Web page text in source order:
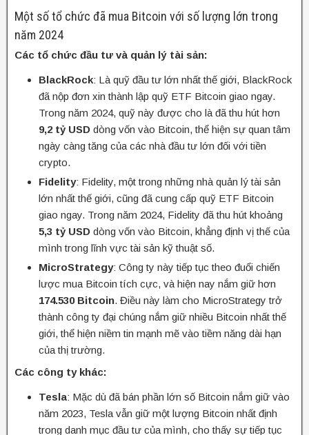
Một số tổ chức đã mua Bitcoin với số lượng lớn trong
năm 2024
Các tổ chức đầu tư và quản lý tài sản:
BlackRock: Là quỹ đầu tư lớn nhất thế giới, BlackRock
đã nộp đơn xin thành lập quỹ ETF Bitcoin giao ngay.
Trong năm 2024, quỹ này được cho là đã thu hút hơn
9,2 tỷ USD dòng vốn vào Bitcoin, thể hiện sự quan tâm
ngày càng tăng của các nhà đầu tư lớn đối với tiền
crypto.
Fidelity: Fidelity, một trong những nhà quản lý tài sản
lớn nhất thế giới, cũng đã cung cấp quỹ ETF Bitcoin
giao ngay. Trong năm 2024, Fidelity đã thu hút khoảng
5,3 tỷ USD dòng vốn vào Bitcoin, khẳng định vị thế của
mình trong lĩnh vực tài sản kỹ thuật số.
MicroStrategy: Công ty này tiếp tục theo đuổi chiến
lược mua Bitcoin tích cực, và hiện nay nắm giữ hơn
174.530 Bitcoin. Điều này làm cho MicroStrategy trở
thành công ty đại chúng nắm giữ nhiều Bitcoin nhất thế
giới, thể hiện niềm tin mạnh mẽ vào tiềm năng dài hạn
của thị trường.
Các công ty khác:
Tesla: Mặc dù đã bán phần lớn số Bitcoin nắm giữ vào
năm 2023, Tesla vẫn giữ một lượng Bitcoin nhất định
trong danh mục đầu tư của mình, cho thấy sự tiếp tục